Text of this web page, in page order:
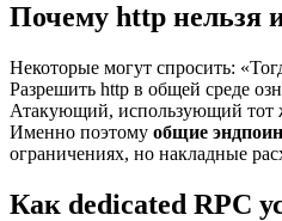
Почему http нельзя
Некоторые могут спросить:
Разрешить http в общей среде
Атакующий, использующий тот
Именно поэтому общие
ограничениях, но накладные
Как dedicated RPC